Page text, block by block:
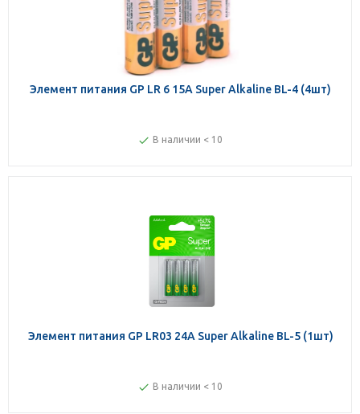
Элемент питания GP LR 6 15A Super Alkaline BL-4 (4шт)
В наличии < 10
Элемент питания GP LR03 24A Super Alkaline BL-5 (1шт)
В наличии < 10